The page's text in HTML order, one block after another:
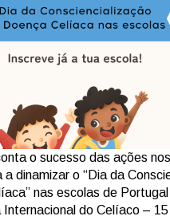
o sucesso das ações
a dinamizar o “Dia da
nas escolas de
Internacional do Celíaco –